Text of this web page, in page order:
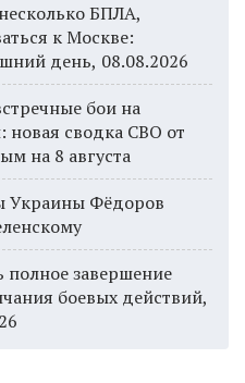
БПЛА,
к Москве:
день, 08.08.2026
бои на
сводка СВО от
на 8 августа
Украины Фёдоров
полное завершение
боевых действий,